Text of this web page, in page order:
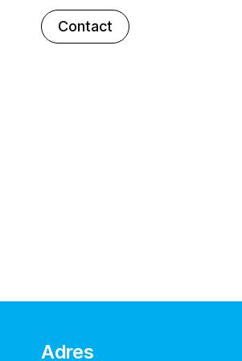
Contact
Adres